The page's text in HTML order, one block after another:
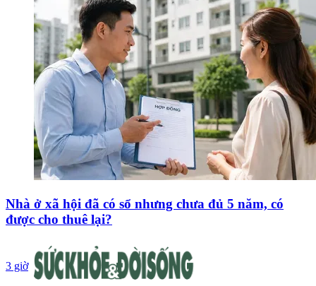
Nhà ở xã hội đã có sổ nhưng chưa đủ 5 năm, có
được cho thuê lại?
3 giờ